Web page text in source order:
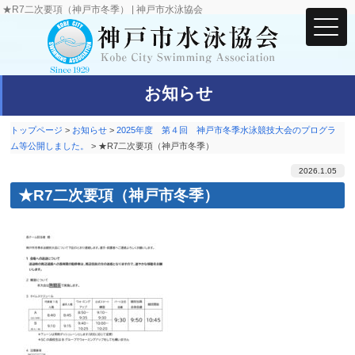
★R7二次要項（神戸市冬季） | 神戸市水泳協会
お知らせ
トップページ > お知らせ >2025年度 第４回 神戸市冬季水泳競技大会のプログラ
ム等公開しました。
> ★R7二次要項（神戸市冬季）
2026.1.05
★R7二次要項（神戸市冬季）